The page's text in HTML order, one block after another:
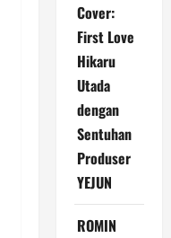
Cover:
First Love
Hikaru
Utada
dengan
Sentuhan
Produser
YEJUN
ROMIN